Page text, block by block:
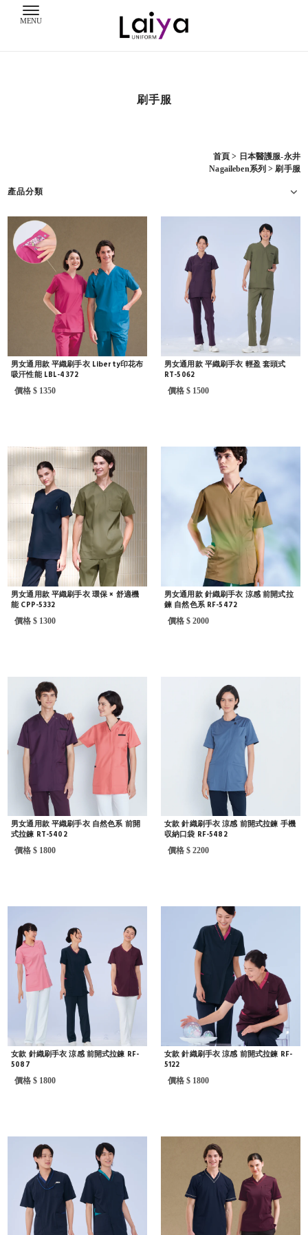
刷手服
首頁 > 日本醫護服-永井
Nagaileben系列 >刷手服
產品分類
男女通用款 平織刷手衣 Liberty印花布
吸汗性能 LBL-4372
價格 $ 1350
男女通用款 平織刷手衣 輕盈 套頭式
RT-5062
價格 $ 1500
男女通用款 平織刷手衣 環保 × 舒適機
能 CPP-5332
價格 $ 1300
男女通用款 針織刷手衣 涼感 前開式拉
鍊 自然色系 RF-5472
價格 $ 2000
男女通用款 平織刷手衣 自然色系 前開
式拉鍊 RT-5402
價格 $ 1800
女款 針織刷手衣 涼感 前開式拉鍊 手機
収納口袋 RF-5482
價格 $ 2200
女款 針織刷手衣 涼感 前開式拉鍊 RF-
5087
價格 $ 1800
女款 針織刷手衣 涼感 前開式拉鍊 RF-
5122
價格 $ 1800